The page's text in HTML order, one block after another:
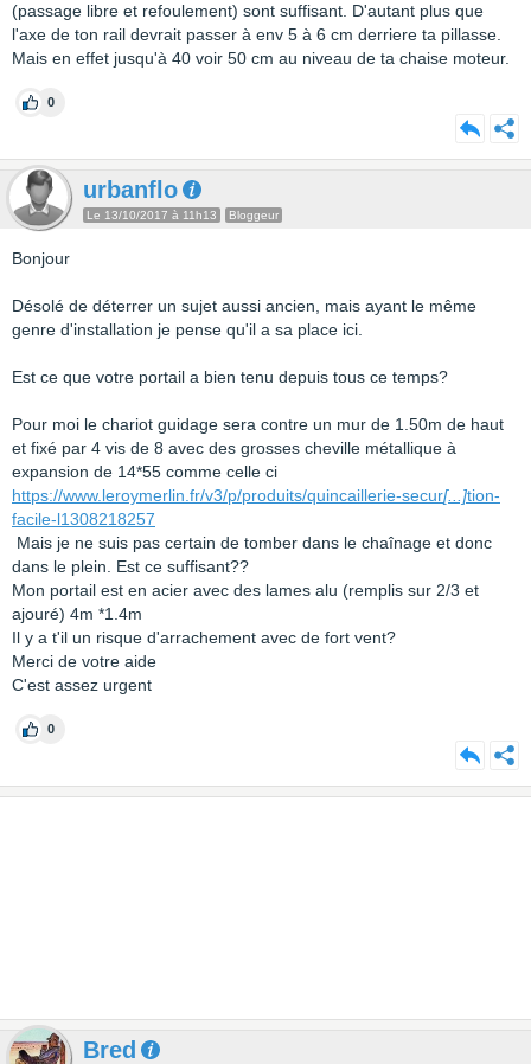
(passage libre et refoulement) sont suffisant. D'autant plus que
l'axe de ton rail devrait passer à env 5 à 6 cm derriere ta pillasse.
Mais en effet jusqu'à 40 voir 50 cm au niveau de ta chaise moteur.
0
urbanflo
Le 13/10/2017 à 11h13 Bloggeur
Bonjour
Désolé de déterrer un sujet aussi ancien, mais ayant le même
genre d'installation je pense qu'il a sa place ici.
Est ce que votre portail a bien tenu depuis tous ce temps?
Pour moi le chariot guidage sera contre un mur de 1.50m de haut
et fixé par 4 vis de 8 avec des grosses cheville métallique à
expansion de 14*55 comme celle ci
https://www.leroymerlin.fr/v3/p/produits/quincaillerie-secur[...]tion-
facile-l1308218257
Mais je ne suis pas certain de tomber dans le chaînage et donc
dans le plein. Est ce suffisant??
Mon portail est en acier avec des lames alu (remplis sur 2/3 et
ajouré) 4m *1.4m
Il y a t'il un risque d'arrachement avec de fort vent?
Merci de votre aide
C'est assez urgent
0
Bred